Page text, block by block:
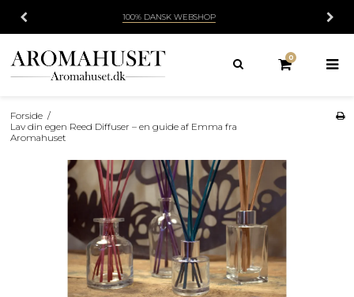
HURTIG LEVERING1-3 HVERDAGE
0
Forside /
Lav din egen Reed Diffuser – en guide af Emma fra
Aromahuset